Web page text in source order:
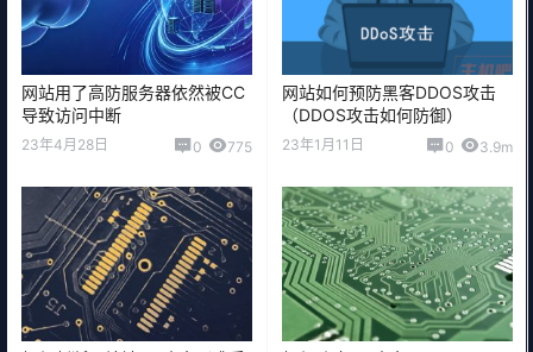
网站用了高防服务器依然被CC
导致访问中断
23年4月28日 0 775
网站如何预防黑客DDOS攻击
（DDOS攻击如何防御）
23年1月11日 0 3.9m